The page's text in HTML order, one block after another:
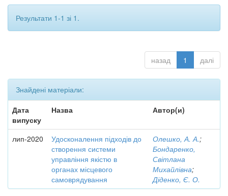
Результати 1-1 зі 1.
назад 1 далі
Знайдені матеріали:
Дата
випуску
Назва Автор(и)
лип-2020
Удосконалення підходів до
створення системи
управління якістю в
органах місцевого
самоврядування
Олешко, А. А.;
Бондаренко,
Світлана
Михайлівна;
Діденко, Є. О.